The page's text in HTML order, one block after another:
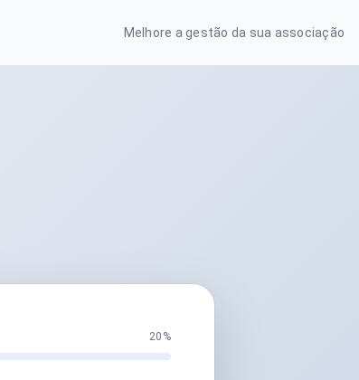
Melhore a gestão da sua associação
20%